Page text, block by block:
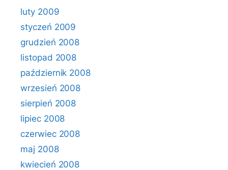
luty 2009
styczeń 2009
grudzień 2008
listopad 2008
październik 2008
wrzesień 2008
sierpień 2008
lipiec 2008
czerwiec 2008
maj 2008
kwiecień 2008